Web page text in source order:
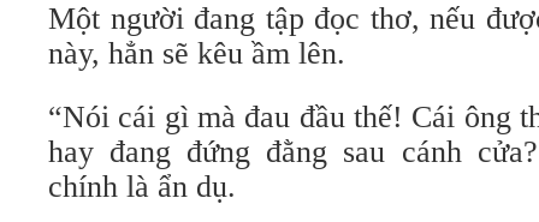
Một người đang tập đọc thơ, nếu
này, hẳn sẽ kêu ầm lên.
“Nói cái gì mà đau đầu thế! Cái ông
hay đang đứng đằng sau cánh
chính là ẩn dụ.